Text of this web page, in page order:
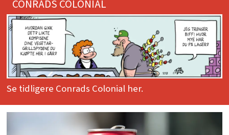
CONRADS COLONIAL
Se tidligere Conrads Colonial her.